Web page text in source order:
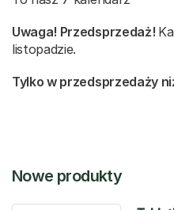
Uwaga! Przedsprzedaż!
listopadzie.
Tylko w przedsprzedaży
Nowe produkty